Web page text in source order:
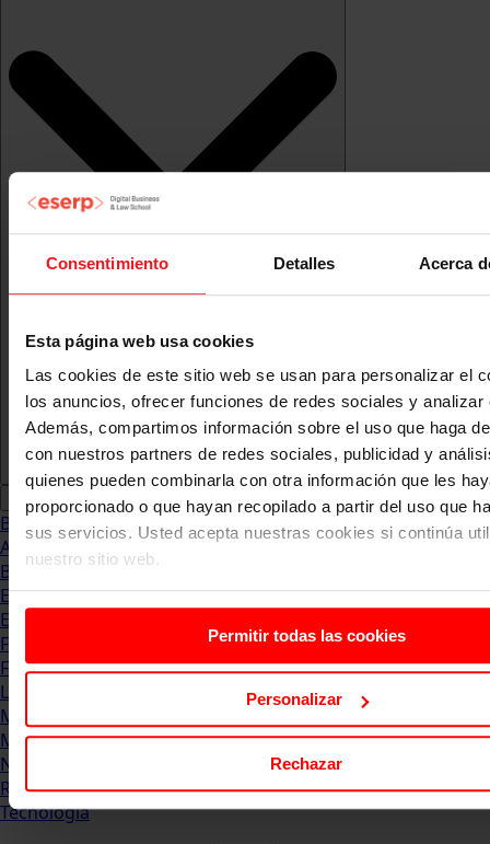
Consentimiento Detalles Acerca
Esta página web usa cookies
Las cookies de este sitio web se usan para personalizar el
los anuncios, ofrecer funciones de redes sociales y analizar
Además, compartimos información sobre el uso que haga
con nuestros partners de redes sociales, publicidad y
quienes pueden combinarla con otra información que les
proporcionado o que hayan recopilado a partir del uso que
sus servicios. Usted acepta nuestras cookies si continúa
nuestro sitio web.
Permitir todas las cookies
Personalizar
Rechazar
Blog
Abogacia
Business
Empleo & Emprendimiento
Empresas
Finanzas
Formación & Estudios
Luxury
Management
Marketing & Comunicación
Negocios
Recursos Humanos
Tecnología